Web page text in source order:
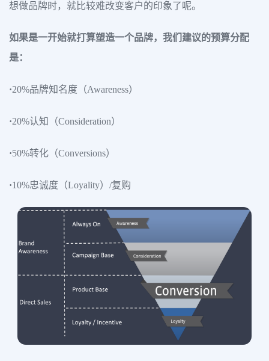
想做品牌时，就比较难改变客户的印象了呢。
如果是一开始就打算塑造一个品牌，我们建议的预算分配
是：
·20%品牌知名度（Awareness）
·20%认知（Consideration）
·50%转化（Conversions）
·10%忠诚度（Loyality）/复购